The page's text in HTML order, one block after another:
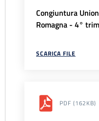
Congiuntura
Romagna - 4°
SCARICA FILE
PDF (162KB)